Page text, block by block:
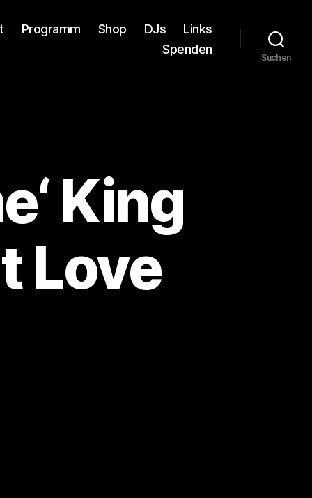
Programm Shop DJs
Links
Spenden
Suchen
King
Love